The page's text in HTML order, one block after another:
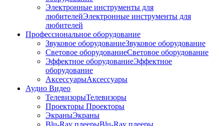
Электронные инструменты для
любителейЭлектронные инструменты для
любителей
Профессиональное оборудование
Звуковое оборудованиеЗвуковое оборудование
Световое оборудованиеСветовое оборудование
Эффектное оборудованиеЭффектное
оборудование
АксессуарыАксессуары
Аудио Видео
ТелевизорыТелевизоры
Проекторы Проекторы
ЭкраныЭкраны
Blu-Ray плеерыBlu-Ray плееры